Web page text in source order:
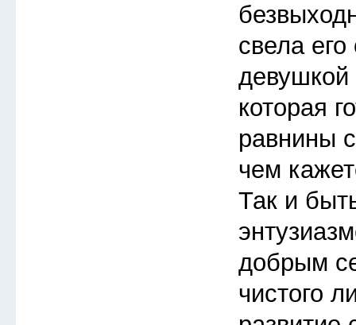
свела его
которая
равнины
чем
Так и
добрым
чистого